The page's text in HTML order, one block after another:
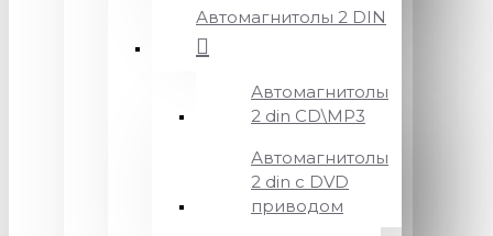
Автомагнитолы 2 DIN
Автомагнитолы
2 din CD\MP3
Автомагнитолы
2 din с DVD
приводом